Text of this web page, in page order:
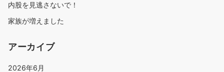
内股を見逃さないで！
家族が増えました
アーカイブ
2026年6月